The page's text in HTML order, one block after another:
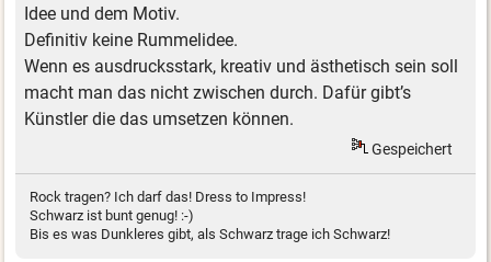
Idee und dem Motiv.
Definitiv keine Rummelidee.
Wenn es ausdrucksstark, kreativ und ästhetisch sein soll
macht man das nicht zwischen durch. Dafür gibt’s
Künstler die das umsetzen können.
Gespeichert
Rock tragen? Ich darf das! Dress to Impress!
Schwarz ist bunt genug! :-)
Bis es was Dunkleres gibt, als Schwarz trage ich Schwarz!